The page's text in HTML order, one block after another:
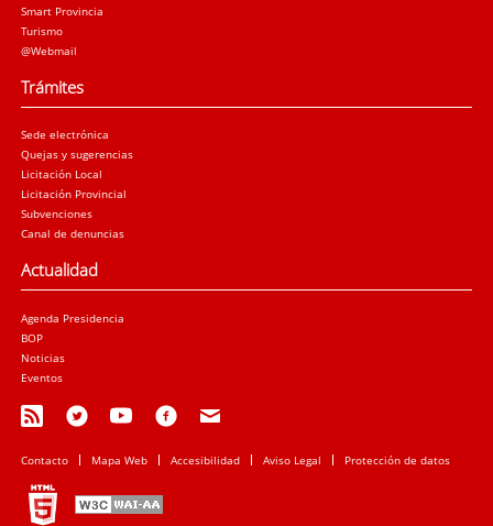
Smart Provincia
Turismo
@Webmail
Trámites
Sede electrónica
Quejas y sugerencias
Licitación Local
Licitación Provincial
Subvenciones
Canal de denuncias
Actualidad
Agenda Presidencia
BOP
Noticias
Eventos
Contacto Mapa Web Accesibilidad Aviso Legal Protección de datos